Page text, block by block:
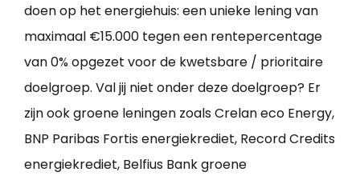
doen op het energiehuis: een unieke lening van
maximaal €15.000 tegen een rentepercentage
van 0% opgezet voor de kwetsbare / prioritaire
doelgroep. Val jij niet onder deze doelgroep? Er
zijn ook groene leningen zoals Crelan eco Energy,
BNP Paribas Fortis energiekrediet, Record Credits
energiekrediet, Belfius Bank groene